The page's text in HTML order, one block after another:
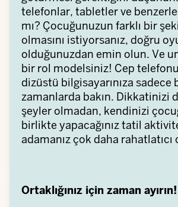
telefonlar, tabletler ve
mı? Çocuğunuzun farklı bir
olmasını istiyorsanız, doğru
olduğunuzdan emin olun. Ve
bir rol modelsiniz! Cep
dizüstü bilgisayarınıza sadece
zamanlarda bakın. Dikkatinizi
şeyler olmadan, kendinizi
birlikte yapacağınız tatil
adamanız çok daha rahatlatıcı
Ortaklığınız için zaman ayırın!